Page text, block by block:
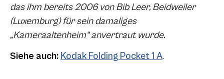
das ihm bereits 2006 von Bib Leer, Beidweiler
(Luxemburg) für sein damaliges
„Kameraaltenheim“ anvertraut wurde.
Siehe auch: Kodak Folding Pocket 1 A.